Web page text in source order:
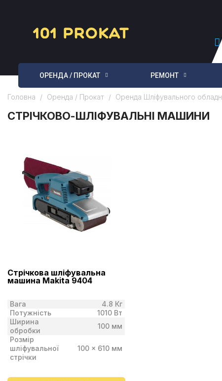
ОРЕНДА / ПРОКАТ РЕМОНТ
Головна Оренда / Прокат Оренда Шліфувального
СТРІЧКОВО-ШЛІФУВАЛЬНІ МАШИНИ
Стрічкова шліфувальна
машина Makita 9404
Вага
4.8 Кг
Потужність
1010 Вт
Ширина
обробки
100 мм
Розмір
шліфувальної
стрічки
100 x 610 мм